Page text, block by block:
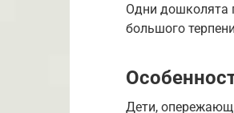
Одни дошколята
большого
Дети,